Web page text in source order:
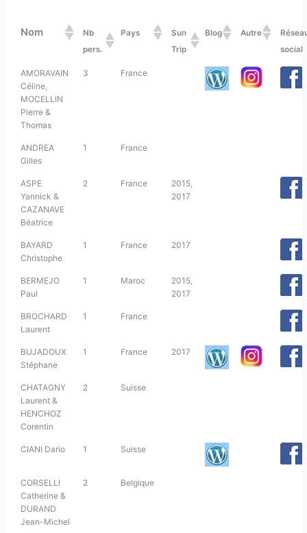
Nom
Nb
pers.
Pays
Sun
Trip
Blog Autre
social
AMORAVAIN
Céline,
MOCELLIN
Pierre &
Thomas
3 France
ANDREA
Gilles
1 France
ASPE
Yannick &
CAZANAVE
Béatrice
2 France
2015,
2017
BAYARD
Christophe
1 France 2017
BERMEJO
Paul
1 Maroc
2015,
2017
BROCHARD
Laurent
1 France
BUJADOUX
Stéphane
1 France 2017
CHATAGNY
Laurent &
HENCHOZ
Corentin
2 Suisse
CIANI Dario 1 Suisse
CORSELLI
Catherine &
DURAND
Jean-Michel
2 Belgique